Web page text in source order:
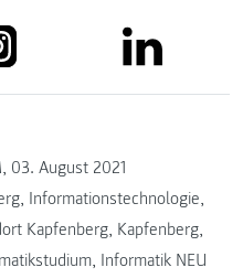
03. August 2021
, Informationstechnologie,
Kapfenberg, Kapfenberg,
, Informatik NEU